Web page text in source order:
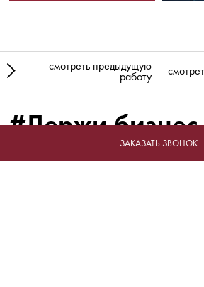
ЗАКАЗАТЬ ЗВОНОК
смотреть предыдущую
работу
#Держи бизнес
форме!